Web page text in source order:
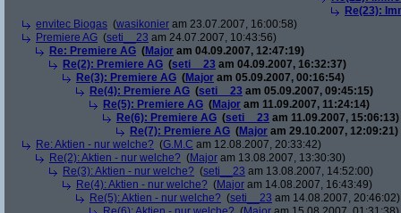
Re(23):
envitec Biogas (wasikonier am 23.07.2007, 16:00:58)
Premiere AG (seti__23 am 24.07.2007, 10:43:56)
Re: Premiere AG (Major am 04.09.2007, 12:47:19)
Re(2): Premiere AG (seti__23 am 04.09.2007, 16:32:37)
Re(3): Premiere AG (Major am 05.09.2007, 00:16:54)
Re(4): Premiere AG (seti__23 am 05.09.2007, 09:45:15)
Re(5): Premiere AG (Major am 11.09.2007, 11:24:14)
Re(6): Premiere AG (seti__23 am 11.09.2007, 15:06:13)
Re(7): Premiere AG (Major am 29.10.2007, 12:09:21)
Re: Aktien - nur welche? (G.M.C am 12.08.2007, 20:33:42)
Re(2): Aktien - nur welche? (Major am 13.08.2007, 13:30:30)
Re(3): Aktien - nur welche? (seti__23 am 13.08.2007, 14:52:00)
Re(4): Aktien - nur welche? (Major am 14.08.2007, 16:43:49)
Re(5): Aktien - nur welche? (seti__23 am 14.08.2007, 20:46:02)